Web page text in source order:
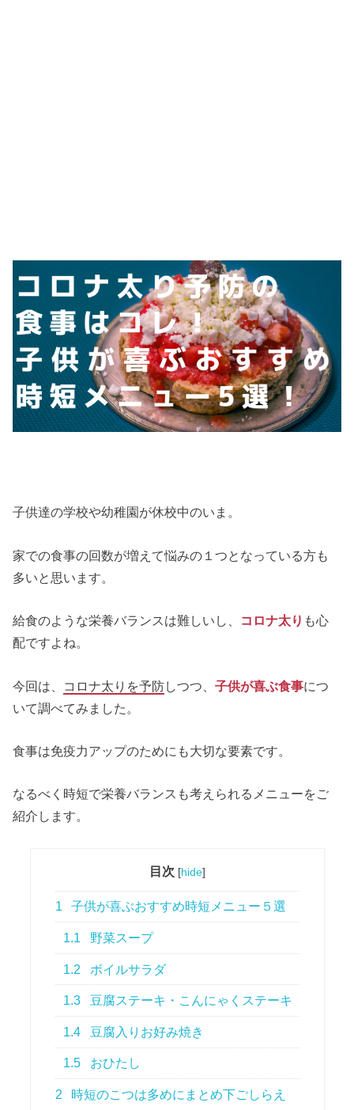
子供達の学校や幼稚園が休校中のいま。
家での食事の回数が増えて悩みの１つとなっている方も
多いと思います。
給食のような栄養バランスは難しいし、 コロナ太り も心
配ですよね。
今回は、 コロナ太りを予防しつつ、子供が喜ぶ食事につ
いて調べてみました。
食事は免疫力アップのためにも大切な要素です。
なるべく時短で栄養バランスも考えられるメニューをご
紹介します。
目次 [hide]
1 子供が喜ぶおすすめ時短メニュー５選
1.1 野菜スープ
1.2 ボイルサラダ
1.3 豆腐ステーキ・こんにゃくステーキ
1.4 豆腐入りお好み焼き
1.5 おひたし
2 時短のこつは多めにまとめ下ごしらえ